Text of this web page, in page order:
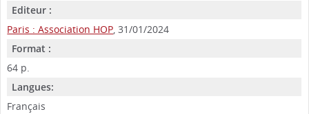
Editeur :
Paris : Association HOP, 31/01/2024
Format :
64 p.
Langues:
Français